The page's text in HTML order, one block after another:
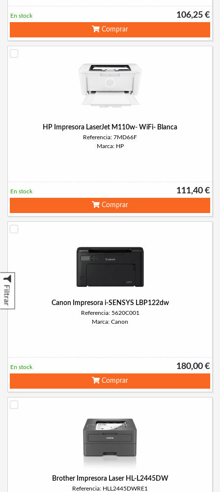
Filtrar
106,25 €
En stock
Comprar
HP Impresora LaserJet M110w- WiFi- Blanca
Referencia: 7MD66F
Marca: HP
111,40 €
En stock
Comprar
Canon Impresora i-SENSYS LBP122dw
Referencia: 5620C001
Marca: Canon
180,00 €
En stock
Comprar
Brother Impresora Laser HL-L2445DW
Referencia: HLL2445DWRE1